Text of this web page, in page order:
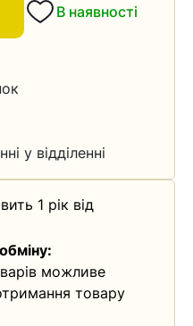
В наявності
у відділенні
1 рік від
можливе
товару